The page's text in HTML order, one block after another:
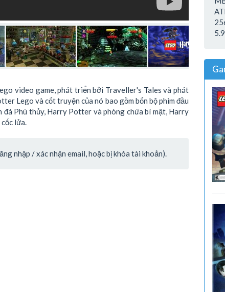
video game, phát triển bởi Traveller's Tales và phát
Lego và cốt truyện của nó bao gồm bốn bộ phim đầu
Phù thủy, Harry Potter và phòng chứa bí mật, Harry
lửa.
nhập / xác nhận email, hoặc bị khóa tài khoản).